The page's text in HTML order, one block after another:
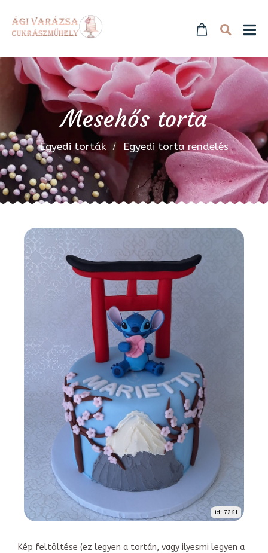
Mesehős torta
Egyedi torták Egyedi torta rendelés
id: 7261
Kép feltöltése (ez legyen a tortán, vagy ilyesmi legyen a